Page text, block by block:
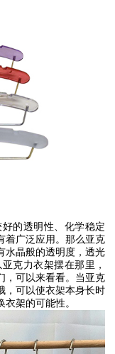
的透明性、化学稳定
着广泛应用。那么亚克
水晶般的透明度，透光
克力衣架摆在那里，
，可以来看看。当亚克
，可以使衣架本身长时
架的可能性。